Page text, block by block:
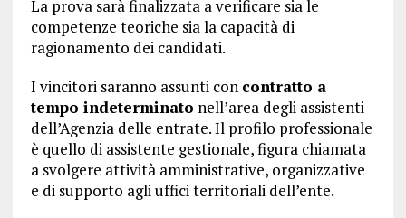
La prova sarà finalizzata a verificare sia le
competenze teoriche sia la capacità di
ragionamento dei candidati.
I vincitori saranno assunti con contratto a
tempo indeterminato nell’area degli assistenti
dell’Agenzia delle entrate. Il profilo professionale
è quello di assistente gestionale, figura chiamata
a svolgere attività amministrative, organizzative
e di supporto agli uffici territoriali dell’ente.